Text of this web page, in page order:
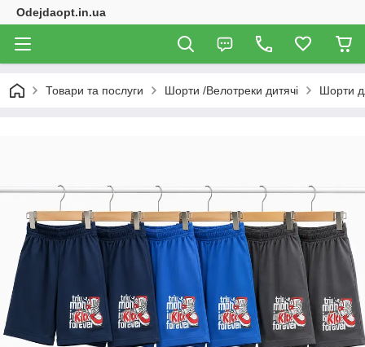
Odejdaopt.in.ua
Товари та послуги Шорти /Велотреки дитячі Шорти